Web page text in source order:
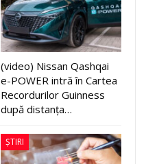
(video) Nissan Qashqai
e-POWER intră în Cartea
Recordurilor Guinness
după distanța…
ȘTIRI